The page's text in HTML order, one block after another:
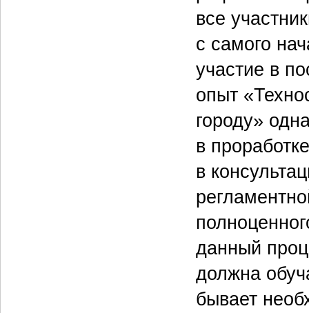
все
с самого
участие в
опыт
городу»
в
в
данный
должна
бывает